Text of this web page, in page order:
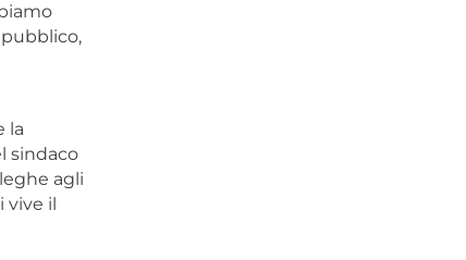
la
sindaco
agli
il